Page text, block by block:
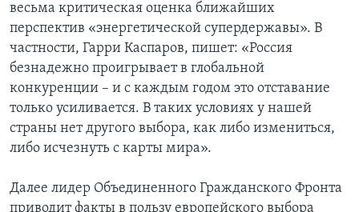
весьма критическая оценка ближайших
перспектив «энергетической супердержавы». В
частности, Гарри Каспаров, пишет: «Россия
безнадежно проигрывает в глобальной
конкуренции – и с каждым годом это отставание
только усиливается. В таких условиях у нашей
страны нет другого выбора, как либо измениться,
либо исчезнуть с карты мира».
Далее лидер Объединенного Гражданского Фронта
приводит факты в пользу европейского выбора